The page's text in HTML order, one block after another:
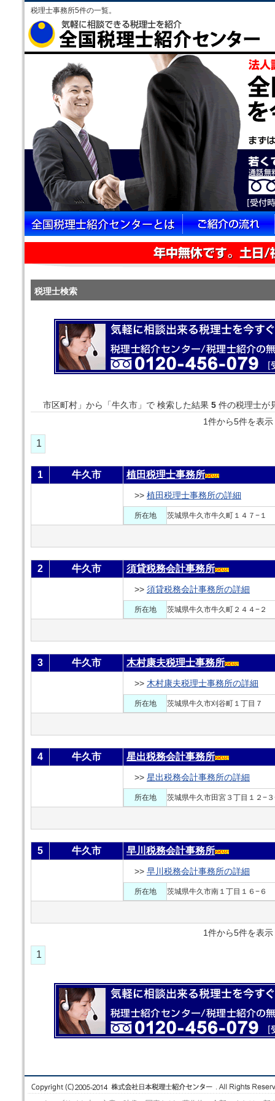
税理士事務所5件の一覧。
税理士検索
市区町村」から「牛久市」で 検索した結果 5 件の税理士が
1件から5件を
1
1 牛久市 植田税理士事務所
>> 植田税理士事務所の詳細
所在地 茨城県牛久市牛久町１４７−１
2 牛久市 須貸税務会計事務所
>> 須貸税務会計事務所の詳細
所在地 茨城県牛久市牛久町２４４−２
3 牛久市 木村康夫税理士事務所
>> 木村康夫税理士事務所の詳細
所在地 茨城県牛久市刈谷町１丁目７
4 牛久市 星出税務会計事務所
>> 星出税務会計事務所の詳細
所在地 茨城県牛久市田宮３丁目１２−
5 牛久市 早川税務会計事務所
>> 早川税務会計事務所の詳細
所在地 茨城県牛久市南１丁目１６−６
1件から5件を
1